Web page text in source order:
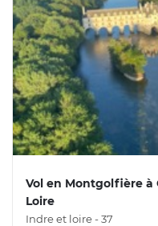
Vol en Montgolfière à
Loire
Indre et loire - 37